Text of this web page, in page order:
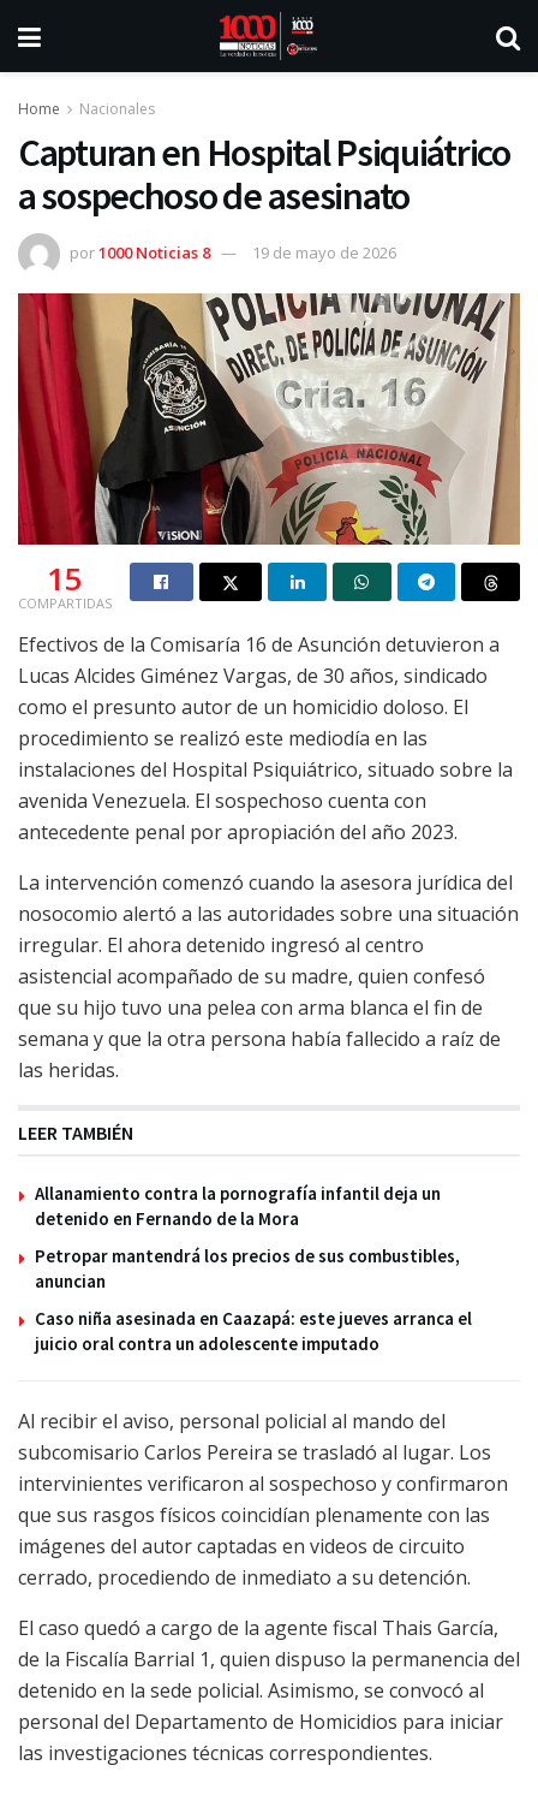
Home Nacionales
Capturan en Hospital Psiquiátrico
a sospechoso de asesinato
por1000 Noticias 8 19 de mayo de 2026
15
COMPARTIDAS
Efectivos de la Comisaría 16 de Asunción detuvieron a
Lucas Alcides Giménez Vargas, de 30 años, sindicado
como el presunto autor de un homicidio doloso. El
procedimiento se realizó este mediodía en las
instalaciones del Hospital Psiquiátrico, situado sobre la
avenida Venezuela. El sospechoso cuenta con
antecedente penal por apropiación del año 2023.
La intervención comenzó cuando la asesora jurídica del
nosocomio alertó a las autoridades sobre una situación
irregular. El ahora detenido ingresó al centro
asistencial acompañado de su madre, quien confesó
que su hijo tuvo una pelea con arma blanca el fin de
semana y que la otra persona había fallecido a raíz de
las heridas.
LEER TAMBIÉN
Allanamiento contra la pornografía infantil deja un
detenido en Fernando de la Mora
Petropar mantendrá los precios de sus combustibles,
anuncian
Caso niña asesinada en Caazapá: este jueves arranca el
juicio oral contra un adolescente imputado
Al recibir el aviso, personal policial al mando del
subcomisario Carlos Pereira se trasladó al lugar. Los
intervinientes verificaron al sospechoso y confirmaron
que sus rasgos físicos coincidían plenamente con las
imágenes del autor captadas en videos de circuito
cerrado, procediendo de inmediato a su detención.
El caso quedó a cargo de la agente fiscal Thais García,
de la Fiscalía Barrial 1, quien dispuso la permanencia del
detenido en la sede policial. Asimismo, se convocó al
personal del Departamento de Homicidios para iniciar
las investigaciones técnicas correspondientes.